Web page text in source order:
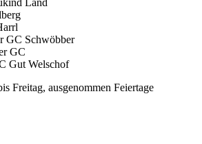
Land
GC Schwöbber
GC
Gut Welschof
Freitag, ausgenommen Feiertage